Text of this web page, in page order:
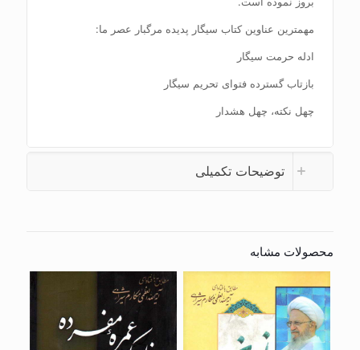
مهمترین عناوین کتاب سیگار پدیده مرگبار عصر ما:
ادله حرمت سیگار
بازتاب گسترده فتوای تحریم سیگار
چهل نکته، چهل هشدار
توضیحات تکمیلی
محصولات مشابه